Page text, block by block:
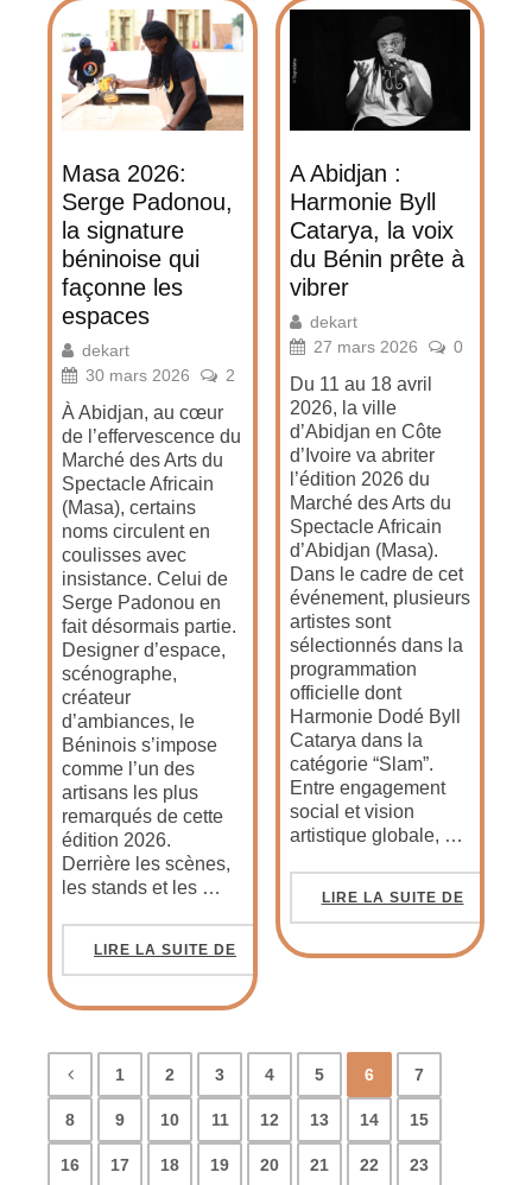
Masa 2026:
Serge Padonou,
la signature
béninoise qui
façonne les
espaces
dekart
30 mars 2026
2
À Abidjan, au cœur
de l’effervescence du
Marché des Arts du
Spectacle Africain
(Masa), certains
noms circulent en
coulisses avec
insistance. Celui de
Serge Padonou en
fait désormais partie.
Designer d’espace,
scénographe,
créateur
d’ambiances, le
Béninois s’impose
comme l’un des
artisans les plus
remarqués de cette
édition 2026.
Derrière les scènes,
les stands et les …
LIRE LA SUITE DE
A Abidjan :
Harmonie Byll
Catarya, la voix
du Bénin prête à
vibrer
dekart
27 mars 2026
0
Du 11 au 18 avril
2026, la ville
d’Abidjan en Côte
d’Ivoire va abriter
l’édition 2026 du
Marché des Arts du
Spectacle Africain
d’Abidjan (Masa).
Dans le cadre de cet
événement, plusieurs
artistes sont
sélectionnés dans la
programmation
officielle dont
Harmonie Dodé Byll
Catarya dans la
catégorie “Slam”.
Entre engagement
social et vision
artistique globale, …
LIRE LA SUITE DE
1 2 3 4 5 6 7
8 9 10 11 12 13 14 15
16 17 18 19 20 21 22 23